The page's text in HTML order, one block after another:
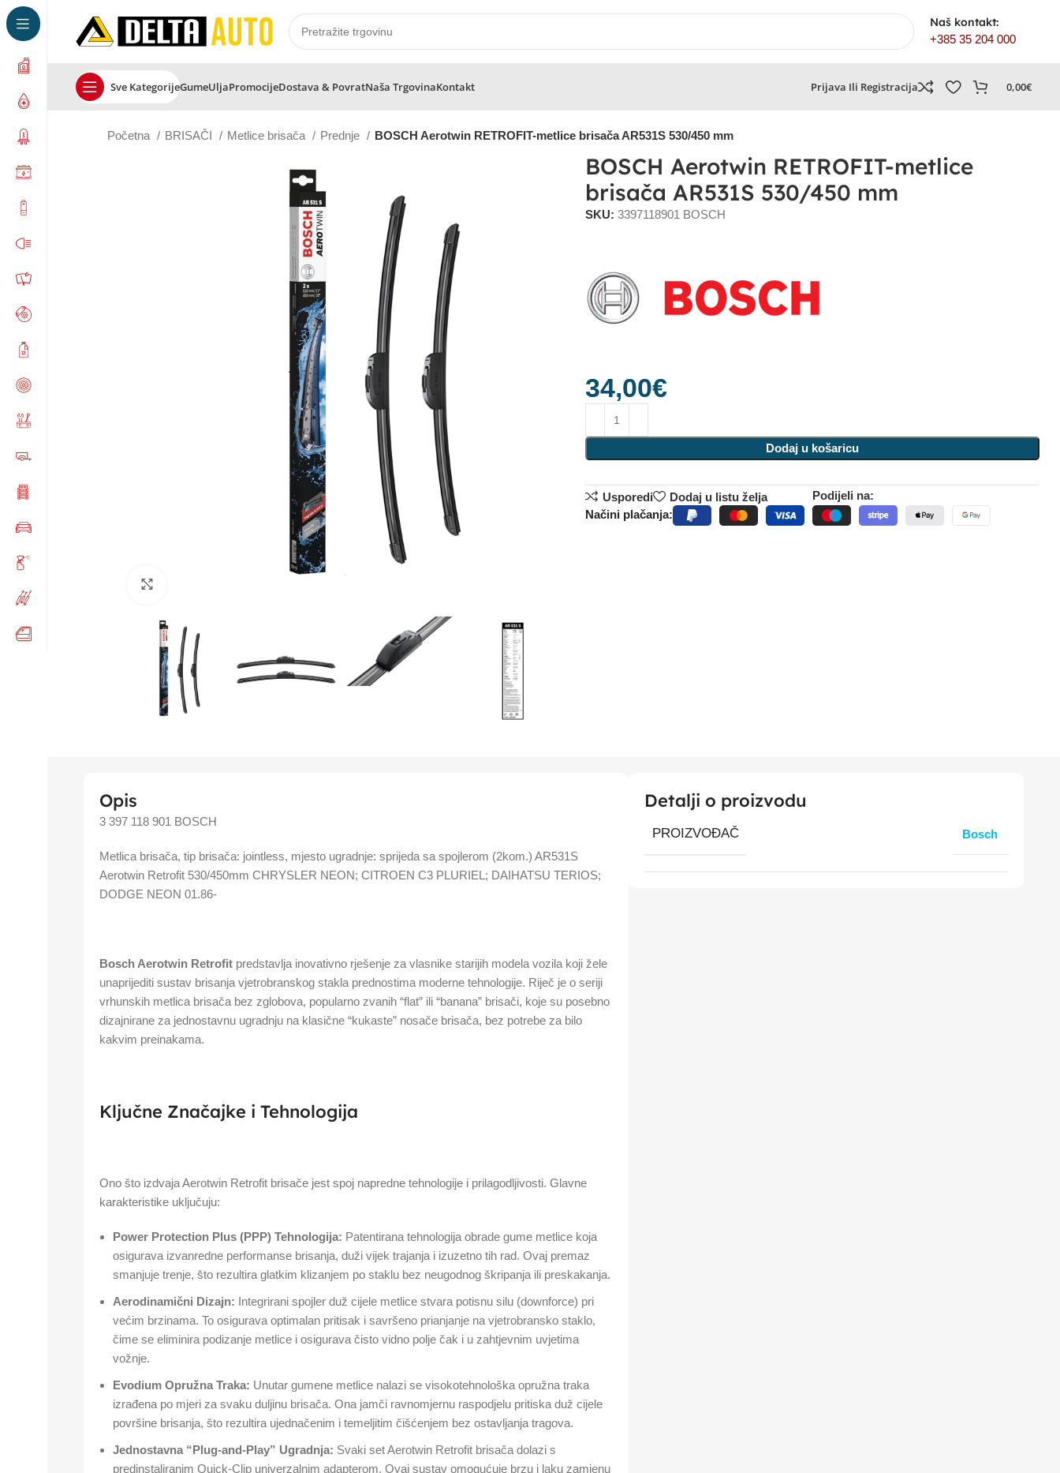
Naš kontakt:
+385 35 204 000
Sve KategorijeGumeUljaPromocijeDostava & PovratNaša TrgovinaKontakt Prijava Ili Registracija 0,00€
Početna BRISAČI Metlice brisača Prednje BOSCH Aerotwin RETROFIT-metlice brisača AR531S 530/450 mm
BOSCH Aerotwin RETROFIT-metlice
brisača AR531S 530/450 mm
SKU:3397118901 BOSCH
34,00€
Dodaj u košaricu
Usporedi Dodaj u listu želja
Podijeli na:
Načini plačanja:
Opis
3 397 118 901 BOSCH
Metlica brisača, tip brisača: jointless, mjesto ugradnje: sprijeda sa spojlerom (2kom.) AR531S
Aerotwin Retrofit 530/450mm CHRYSLER NEON; CITROEN C3 PLURIEL; DAIHATSU TERIOS;
DODGE NEON 01.86-
Bosch Aerotwin Retrofit predstavlja inovativno rješenje za vlasnike starijih modela vozila koji žele
unaprijediti sustav brisanja vjetrobranskog stakla prednostima moderne tehnologije. Riječ je o seriji
vrhunskih metlica brisača bez zglobova, popularno zvanih “flat” ili “banana” brisači, koje su posebno
dizajnirane za jednostavnu ugradnju na klasične “kukaste” nosače brisača, bez potrebe za bilo
kakvim preinakama.
Ključne Značajke i Tehnologija
Ono što izdvaja Aerotwin Retrofit brisače jest spoj napredne tehnologije i prilagodljivosti. Glavne
karakteristike uključuju:
Power Protection Plus (PPP) Tehnologija: Patentirana tehnologija obrade gume metlice koja
osigurava izvanredne performanse brisanja, duži vijek trajanja i izuzetno tih rad. Ovaj premaz
smanjuje trenje, što rezultira glatkim klizanjem po staklu bez neugodnog škripanja ili preskakanja.
Aerodinamični Dizajn: Integrirani spojler duž cijele metlice stvara potisnu silu (downforce) pri
većim brzinama. To osigurava optimalan pritisak i savršeno prianjanje na vjetrobransko staklo,
čime se eliminira podizanje metlice i osigurava čisto vidno polje čak i u zahtjevnim uvjetima
vožnje.
Evodium Opružna Traka: Unutar gumene metlice nalazi se visokotehnološka opružna traka
izrađena po mjeri za svaku duljinu brisača. Ona jamči ravnomjernu raspodjelu pritiska duž cijele
površine brisanja, što rezultira ujednačenim i temeljitim čišćenjem bez ostavljanja tragova.
Jednostavna “Plug-and-Play” Ugradnja: Svaki set Aerotwin Retrofit brisača dolazi s
predinstaliranim Quick-Clip univerzalnim adapterom. Ovaj sustav omogućuje brzu i laku zamjenu
Detalji o proizvodu
PROIZVOĐAČ Bosch